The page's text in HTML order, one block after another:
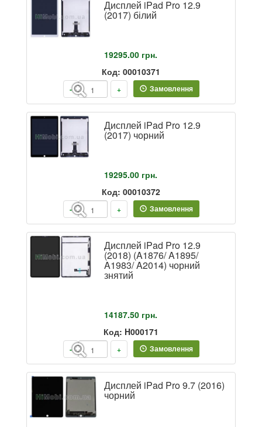
Дисплей iPad Pro 12.9
(2017) білий
19295.00 грн.
Код: 00010371
- + Замовлення
Дисплей iPad Pro 12.9
(2017) чорний
19295.00 грн.
Код: 00010372
- + Замовлення
Дисплей iPad Pro 12.9
(2018) (A1876/ A1895/
A1983/ A2014) чорний
знятий
14187.50 грн.
Код: H000171
- + Замовлення
Дисплей iPad Pro 9.7 (2016)
чорний